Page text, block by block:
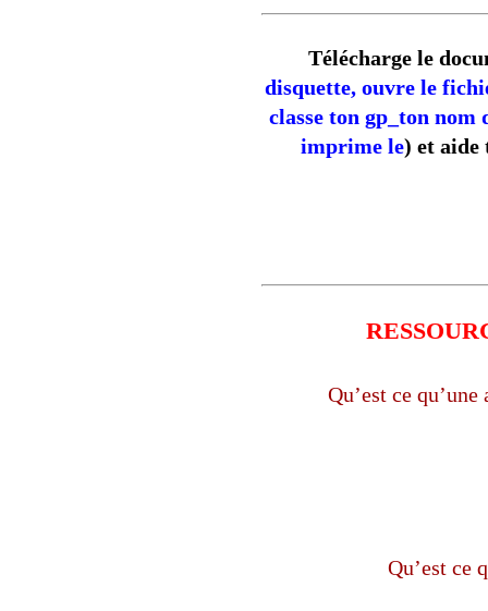
Télécharge le
disquette, ouvre le
classe ton gp_ton nom
imprime le) et aide
Qu’est ce
Qu’est ce